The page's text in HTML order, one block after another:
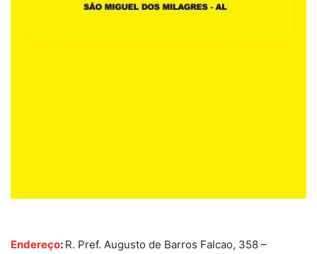
Endereço: R. Pref. Augusto de Barros Falcao, 358 –